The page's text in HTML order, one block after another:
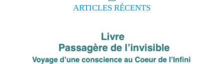
ARTICLES RÉCENTS